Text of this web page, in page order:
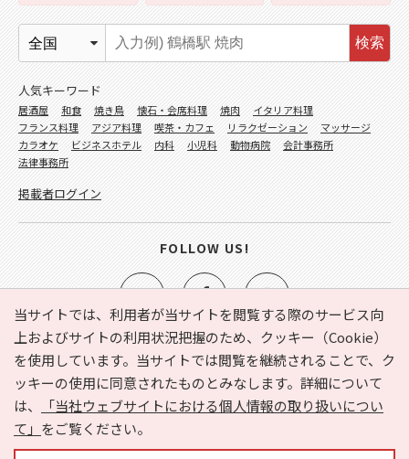
当サイトでは、利用者が当サイトを閲覧する際のサービス向
上およびサイトの利用状況把握のため、クッキー（Cookie）
を使用しています。当サイトでは閲覧を継続されることで、ク
ッキーの使用に同意されたものとみなします。詳細について
は、
「当社ウェブサイトにおける個人情報の取り扱いについ
て」 をご覧ください。
e-NAVITA（イーナビタ）とは？ お気に入り
ヘルプ
利用規約
個人情報の取り扱いについて
運営会社
サイトマップ
広告掲載に関するお問い合わせ
検索
人気キーワード
居酒屋 和食 焼き鳥 懐石・会席料理 焼肉
イタリア料理
フランス料理
アジア料理 喫茶・カフェ リラクゼーション
マッサージ
カラオケ
ビジネスホテル 内科 小児科 動物病院
会計事務所
法律事務所
掲載者ログイン
FOLLOW US!